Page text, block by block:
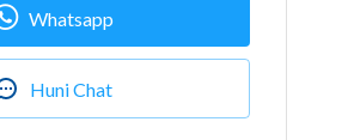
Whatsapp
Huni Chat